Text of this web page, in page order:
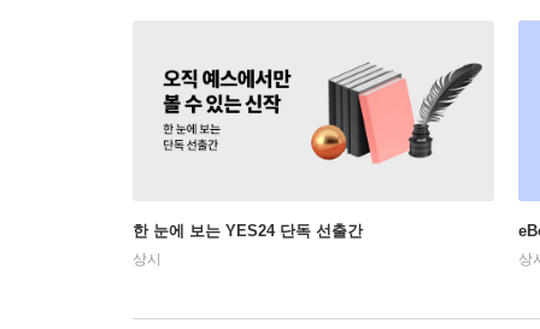
한 눈에 보는 YES24 단독 선출간
상시 상